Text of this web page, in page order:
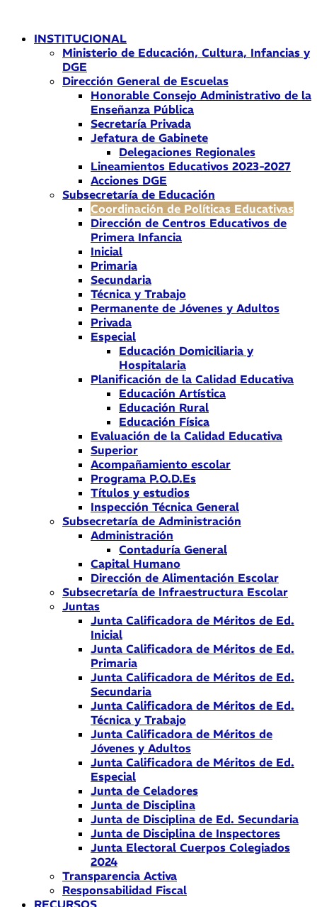
contenidoINSTITUCIONAL
Ministerio de Educación, Cultura, Infancias y
DGE
Dirección General de Escuelas
Honorable Consejo Administrativo de la
Enseñanza Pública
Secretaría Privada
Jefatura de Gabinete
Delegaciones Regionales
Lineamientos Educativos 2023-2027
Acciones DGE
Subsecretaría de Educación
Coordinación de Políticas Educativas
Dirección de Centros Educativos de
Primera Infancia
Inicial
Primaria
Secundaria
Técnica y Trabajo
Permanente de Jóvenes y Adultos
Privada
Especial
Educación Domiciliaria y
Hospitalaria
Planificación de la Calidad Educativa
Educación Artística
Educación Rural
Educación Física
Evaluación de la Calidad Educativa
Superior
Acompañamiento escolar
Programa P.O.D.Es
Títulos y estudios
Inspección Técnica General
Subsecretaría de Administración
Administración
Contaduría General
Capital Humano
Dirección de Alimentación Escolar
Subsecretaría de Infraestructura Escolar
Juntas
Junta Calificadora de Méritos de Ed.
Inicial
Junta Calificadora de Méritos de Ed.
Primaria
Junta Calificadora de Méritos de Ed.
Secundaria
Junta Calificadora de Méritos de Ed.
Técnica y Trabajo
Junta Calificadora de Méritos de
Jóvenes y Adultos
Junta Calificadora de Méritos de Ed.
Especial
Junta de Celadores
Junta de Disciplina
Junta de Disciplina de Ed. Secundaria
Junta de Disciplina de Inspectores
Junta Electoral Cuerpos Colegiados
2024
Transparencia Activa
Responsabilidad Fiscal
RECURSOS